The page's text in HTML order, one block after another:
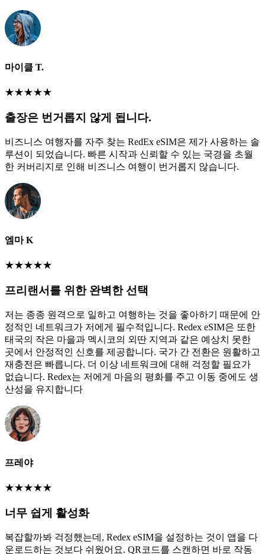
마이클 T.
★★★★★
출장은 번거롭지 않게 됩니다.
비즈니스 여행자를 자주 찾는 RedEx eSIM은 제가 사용하는 솔
루션이 되었습니다. 빠른 시작과 신뢰할 수 있는 국경을 초월
한 커버리지로 인해 비즈니스 여행이 번거롭지 않습니다.
엠마 K
★★★★★
프리랜서를 위한 완벽한 선택
저는 종종 원격으로 일하고 여행하는 것을 좋아하기 때문에 안
정적인 네트워크가 저에게 필수적입니다. Redex eSIM은 또한
태국의 작은 마을과 멕시코의 외딴 지역과 같은 예상치 못한
곳에서 안정적인 신호를 제공합니다. 국가 간 전환은 원활하고
재충전은 빠릅니다. 더 이상 네트워크에 대해 걱정할 필요가
없습니다. Redex는 저에게 마음의 평화를 주고 이동 중에도 생
산성을 유지합니다
프레야
★★★★★
너무 쉽게 활성화
복잡할까봐 걱정했는데, Redex eSIM을 설정하는 것이 앱을 다
운로드하는 것보다 쉬웠어요. QR코드를 스캔하면 바로 작동